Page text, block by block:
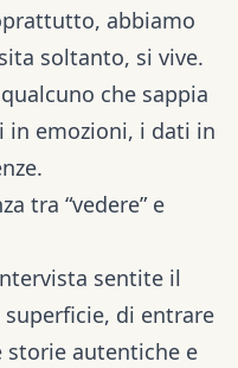
abbiamo
soltanto, si vive.
che sappia
in emozioni, i dati in
tra “vedere” e
sentite il
di entrare
storie autentiche e